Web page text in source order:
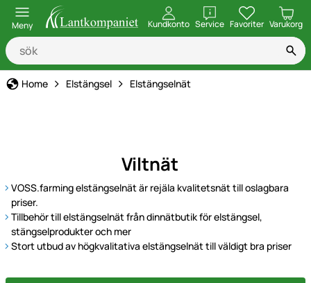
Meny Kundkonto ServiceöppnaFavoriter Varukorg
Home Elstängsel Elstängselnät
Viltnät
VOSS.farming elstängselnät är rejäla kvalitetsnät till oslagbara
priser.
Tillbehör till elstängselnät från dinnätbutik för elstängsel,
stängselprodukter och mer
Stort utbud av högkvalitativa elstängselnät till väldigt bra priser